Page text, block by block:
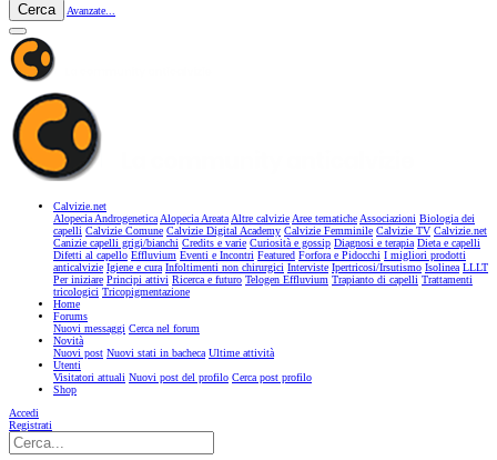
Cerca Avanzate...
Calvizie.net
Alopecia AndrogeneticaAlopecia AreataAltre calvizieAree tematicheAssociazioni Biologia dei
capelli Calvizie Comune Calvizie Digital Academy Calvizie Femminile Calvizie TV Calvizie.net
Canizie capelli grigi/bianchi Credits e varie Curiosità e gossip Diagnosi e terapia Dieta e capelli
Difetti al capello Effluvium Eventi e Incontri Featured Forfora e Pidocchi I migliori prodotti
anticalvizie Igiene e cura Infoltimenti non chirurgici Interviste Ipertricosi/Irsutismo Isolinea LLLT
Per iniziare Principi attivi Ricerca e futuro Telogen Effluvium Trapianto di capelli Trattamenti
tricologici Tricopigmentazione
Home
Forums
Nuovi messaggi Cerca nel forum
Novità
Nuovi post Nuovi stati in bacheca Ultime attività
Utenti
Visitatori attuali Nuovi post del profilo Cerca post profilo
Shop
Accedi
Registrati